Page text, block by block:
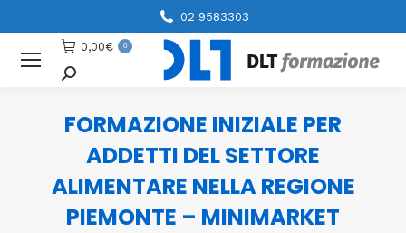
02 9583303
0,00€ 0
Cerca
FORMAZIONE INIZIALE PER
ADDETTI DEL SETTORE
ALIMENTARE NELLA REGIONE
PIEMONTE – MINIMARKET